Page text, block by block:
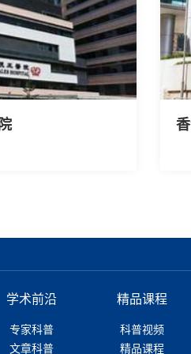
学术前沿
专家科普
文章科普
精品课程
科普视频
精品课程